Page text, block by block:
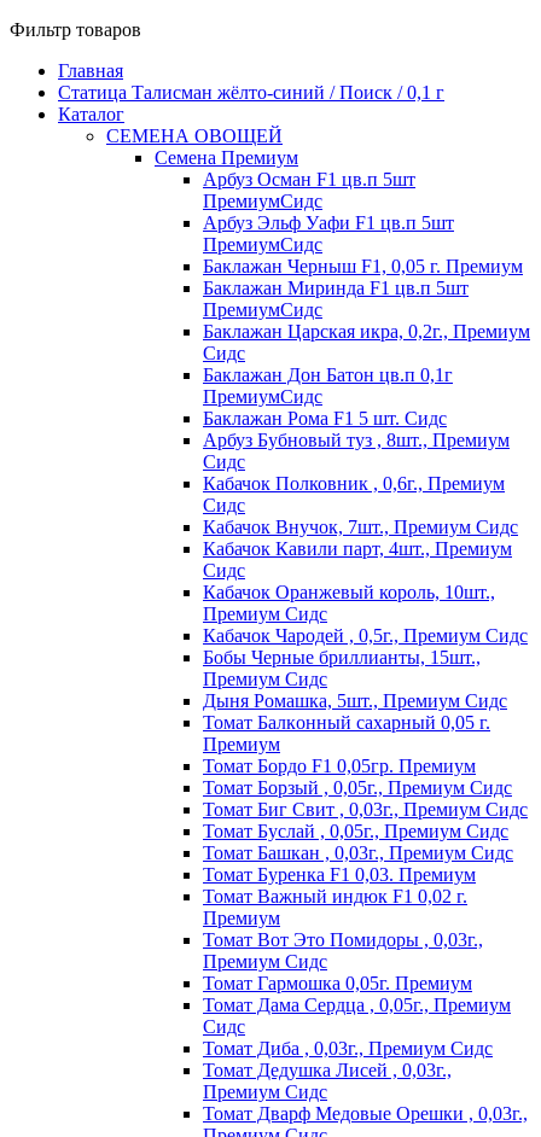
Фильтр товаров
Главная
Статица Талисман жёлто-синий / Поиск / 0,1 г
Каталог
СЕМЕНА ОВОЩЕЙ
Семена Премиум
Арбуз Осман F1 цв.п 5шт
ПремиумСидс
Арбуз Эльф Уафи F1 цв.п 5шт
ПремиумСидс
Баклажан Черныш F1, 0,05 г. Премиум
Баклажан Миринда F1 цв.п 5шт
ПремиумСидс
Баклажан Царская икра, 0,2г., Премиум
Сидс
Баклажан Дон Батон цв.п 0,1г
ПремиумСидс
Баклажан Рома F1 5 шт. Сидс
Арбуз Бубновый туз , 8шт., Премиум
Сидс
Кабачок Полковник , 0,6г., Премиум
Сидс
Кабачок Внучок, 7шт., Премиум Сидс
Кабачок Кавили парт, 4шт., Премиум
Сидс
Кабачок Оранжевый король, 10шт.,
Премиум Сидс
Кабачок Чародей , 0,5г., Премиум Сидс
Бобы Черные бриллианты, 15шт.,
Премиум Сидс
Дыня Ромашка, 5шт., Премиум Сидс
Томат Бaлкoнный caxapный 0,05 г.
Пpeмиyм
Томат Бордо F1 0,05гр. Премиум
Томат Борзый , 0,05г., Премиум Сидс
Томат Биг Свит , 0,03г., Премиум Сидс
Томат Буслай , 0,05г., Премиум Сидс
Томат Башкан , 0,03г., Премиум Сидс
Томат Буренка F1 0,03. Премиум
Томат Baжный индюк F1 0,02 г.
Пpeмиyм
Томат Вот Это Помидоры , 0,03г.,
Премиум Сидс
Томат Гармошка 0,05г. Премиум
Томат Дама Сердца , 0,05г., Премиум
Сидс
Томат Диба , 0,03г., Премиум Сидс
Томат Дедушка Лисей , 0,03г.,
Премиум Сидс
Томат Дварф Медовые Орешки , 0,03г.,